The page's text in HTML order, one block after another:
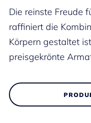
Die reinste Freude
raffiniert die
Körpern gestaltet
preisgekrönte